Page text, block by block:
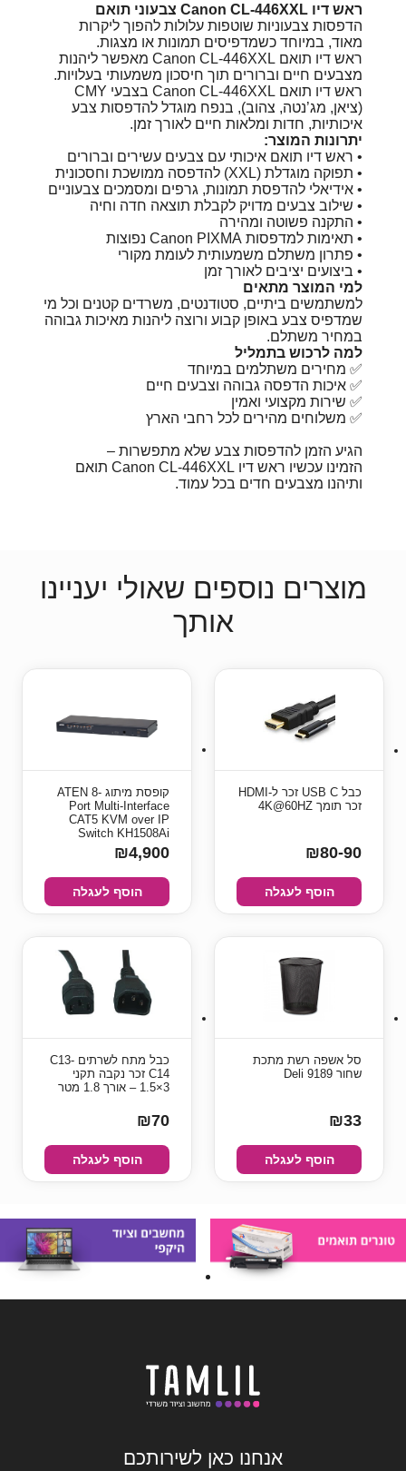
ראש דיו Canon CL-446XXL צבעוני תואם
הדפסות צבעוניות שוטפות עלולות להפוך ליקרות
מאוד, במיוחד כשמדפיסים תמונות או מצגות.
ראש דיו תואם Canon CL-446XXL מאפשר ליהנות
מצבעים חיים וברורים תוך חיסכון משמעותי בעלויות.
ראש דיו תואם Canon CL-446XXL בצבעי CMY
(ציאן, מג’נטה, צהוב), בנפח מוגדל להדפסות צבע
איכותיות, חדות ומלאות חיים לאורך זמן.
יתרונות המוצר:
• ראש דיו תואם איכותי עם צבעים עשירים וברורים
• תפוקה מוגדלת (XXL) להדפסה ממושכת וחסכונית
• אידיאלי להדפסת תמונות, גרפים ומסמכים צבעוניים
• שילוב צבעים מדויק לקבלת תוצאה חדה וחיה
• התקנה פשוטה ומהירה
• תאימות למדפסות Canon PIXMA נפוצות
• פתרון משתלם משמעותית לעומת מקורי
• ביצועים יציבים לאורך זמן
למי המוצר מתאים
למשתמשים ביתיים, סטודנטים, משרדים קטנים וכל מי
שמדפיס צבע באופן קבוע ורוצה ליהנות מאיכות גבוהה
במחיר משתלם.
למה לרכוש בתמליל
✅ מחירים משתלמים במיוחד
✅ איכות הדפסה גבוהה וצבעים חיים
✅ שירות מקצועי ואמין
✅ משלוחים מהירים לכל רחבי הארץ
הגיע הזמן להדפסות צבע שלא מתפשרות –
הזמינו עכשיו ראש דיו Canon CL-446XXL תואם
ותיהנו מצבעים חדים בכל עמוד.
מוצרים נוספים שאולי יעניינו
אותך
כבל USB C זכר ל-HDMI
זכר תומך 4K@60HZ
₪80-90
הוסף לעגלה
קופסת מיתוג ATEN 8-
Port Multi-Interface
CAT5 KVM over IP
Switch KH1508Ai
₪4,900
הוסף לעגלה
סל אשפה רשת מתכת
שחור Deli 9189
₪33
הוסף לעגלה
כבל מתח לשרתים C13-
C14 זכר נקבה תקני
3×1.5 – אורך 1.8 מטר
₪70
הוסף לעגלה
אנחנו כאן לשירותכם